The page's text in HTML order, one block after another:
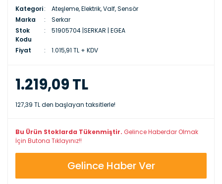
Kategori
Ateşleme, Elektrik, Valf, Sensör
Marka
Serkar
Stok
Kodu
51905704 |SERKAR | EGEA
Fiyat 1.015,91 TL + KDV
1.219,09 TL
127,39 TL den başlayan taksitlerle!
Bu Ürün Stoklarda Tükenmiştir. Gelince Haberdar Olmak
İçin Butona Tıklayınız!!
Gelince Haber Ver